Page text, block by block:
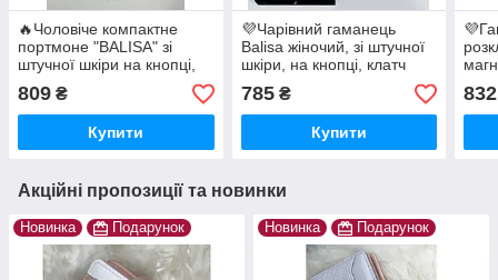
🔥Чоловіче компактне
портмоне "BALISA" зі
штучної шкіри на кнопці,
чорний гаманець, різні
види 302-1
809 ₴
Купити
💜Чарівний гаманець
Balisa жіночий, зі штучної
шкіри, на кнопці, клатч
X8806-154
785₴
Купити
832
Акційні пропозиції та новинки
Новинка Подарунок Новинка Подарунок